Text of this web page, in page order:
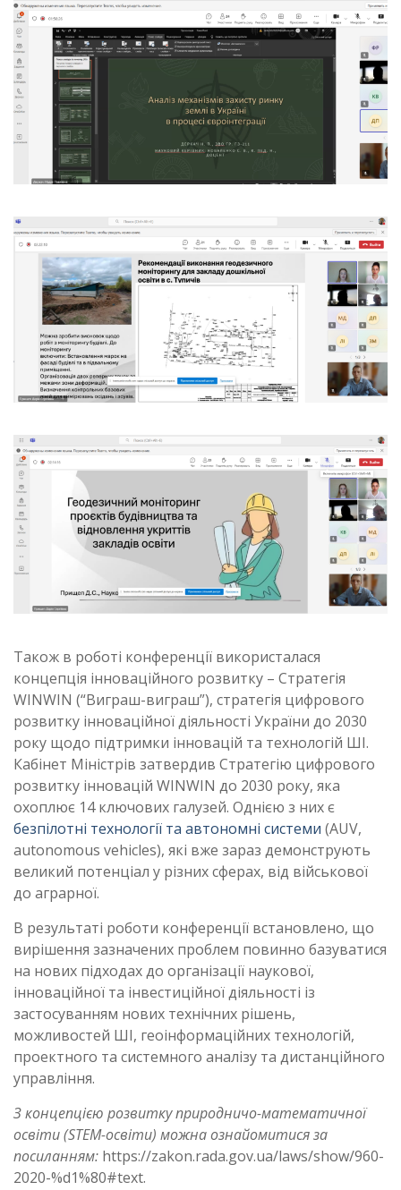
Також в роботі конференції використалася
концепція інноваційного розвитку – Стратегія
WINWIN (“Виграш-виграш”), стратегія цифрового
розвитку інноваційної діяльності України до 2030
року щодо підтримки інновацій та технологій ШІ.
Кабінет Міністрів затвердив Стратегію цифрового
розвитку інновацій WINWIN до 2030 року, яка
охоплює 14 ключових галузей. Однією з них є
безпілотні технології та автономні системи (АUV,
autonomous vehicles), які вже зараз демонструють
великий потенціал у різних сферах, від військової
до аграрної.
В результаті роботи конференції встановлено, що
вирішення зазначених проблем повинно базуватися
на нових підходах до організації наукової,
інноваційної та інвестиційної діяльності із
застосуванням нових технічних рішень,
можливостей ШІ, геоінформаційних технологій,
проектного та системного аналізу та дистанційного
управління.
Зконцепцією розвитку природничо-математичної
освіти (STEM-освіти) можна ознайомитися за
посиланням: https://zakon.rada.gov.ua/laws/show/960-
2020-%d1%80#text.